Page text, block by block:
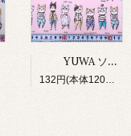
YUWA ソバカスキッズ Rough sketch（ライトピンク）
132円(本体120円、税12円)